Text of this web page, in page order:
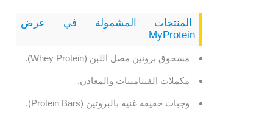
المنتجات المشمولة في عرض
MyProtein
مسحوق بروتين مصل اللبن (Whey Protein).
مكملات الفيتامينات والمعادن.
وجبات خفيفة غنية بالبروتين (Protein Bars).